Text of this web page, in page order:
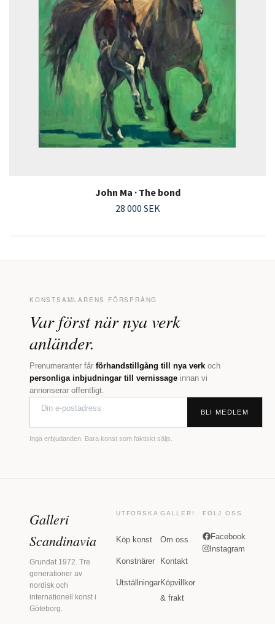
John Ma · The bond
28 000 SEK
KONSTSAMLARENS FÖRSPRÅNG
Var först när nya verk
anländer.
Prenumeranter får förhandstillgång till nya verk och
personliga inbjudningar till vernissage innan vi
annonserar offentligt.
BLI MEDLEM
Inga erbjudanden. Bara konst som faktiskt säljs.
Galleri
Scandinavia
Grundat 1972. Tre
generationer av
nordisk och
internationell konst i
Göteborg.
UTFORSKA
Köp konst
Konstnärer
Utställningar
GALLERI
Om oss
Kontakt
Köpvillkor
& frakt
FÖLJ OSS
Facebook
Instagram